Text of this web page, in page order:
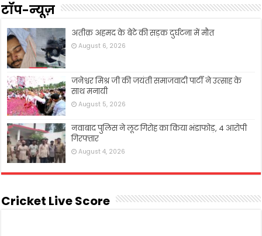
टॉप-न्यूज़
अतीक़ अहमद के बेटे की सड़क दुर्घटना में मौत
August 6, 2026
जनेश्वर मिश्र जी की जयंती समाजवादी पार्टी ने उत्साह के
साथ मनायी
August 5, 2026
नवाबाद पुलिस ने लूट गिरोह का किया भंडाफोड़, 4 आरोपी
गिरफ्तार
August 4, 2026
Cricket Live Score